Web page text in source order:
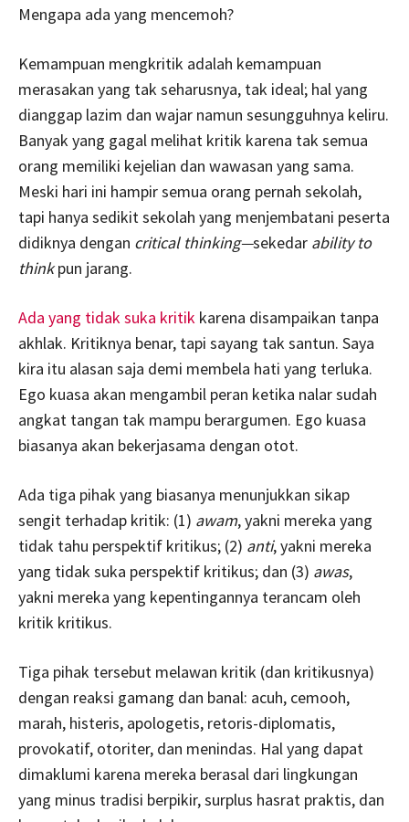
Mengapa ada yang mencemoh?
Kemampuan mengkritik adalah kemampuan
merasakan yang tak seharusnya, tak ideal; hal yang
dianggap lazim dan wajar namun sesungguhnya keliru.
Banyak yang gagal melihat kritik karena tak semua
orang memiliki kejelian dan wawasan yang sama.
Meski hari ini hampir semua orang pernah sekolah,
tapi hanya sedikit sekolah yang menjembatani peserta
didiknya dengan critical thinking—sekedar ability to
thinkpun jarang.
Ada yang tidak suka kritik karena disampaikan tanpa
akhlak. Kritiknya benar, tapi sayang tak santun. Saya
kira itu alasan saja demi membela hati yang terluka.
Ego kuasa akan mengambil peran ketika nalar sudah
angkat tangan tak mampu berargumen. Ego kuasa
biasanya akan bekerjasama dengan otot.
Ada tiga pihak yang biasanya menunjukkan sikap
sengit terhadap kritik: (1) awam, yakni mereka yang
tidak tahu perspektif kritikus; (2) anti, yakni mereka
yang tidak suka perspektif kritikus; dan (3) awas,
yakni mereka yang kepentingannya terancam oleh
kritik kritikus.
Tiga pihak tersebut melawan kritik (dan kritikusnya)
dengan reaksi gamang dan banal: acuh, cemooh,
marah, histeris, apologetis, retoris-diplomatis,
provokatif, otoriter, dan menindas. Hal yang dapat
dimaklumi karena mereka berasal dari lingkungan
yang minus tradisi berpikir, surplus hasrat praktis, dan